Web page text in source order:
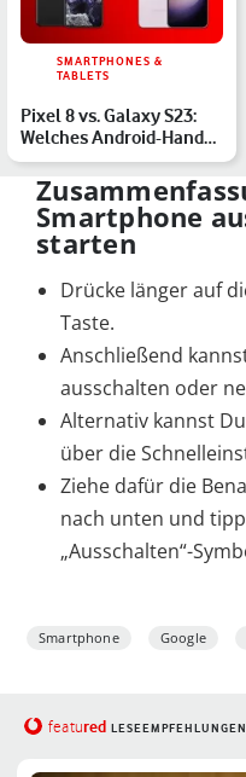
SMARTPHONES &
TABLETS
Pixel 8 vs. Galaxy S23:
Welches Android-Handy
passt zu Dir?
Smartphone
starten
Drücke länger auf
Taste.
Anschließend
ausschalten oder
Alternativ kannst
über die
Ziehe dafür die
nach unten und
„Ausschalten“-
Smartphone Google
featured LESEEMPFEHLUNGEN